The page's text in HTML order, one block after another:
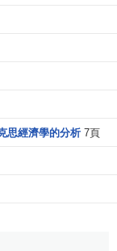
的年度所確定
分紅總額占
配
思經濟學的分析 7頁